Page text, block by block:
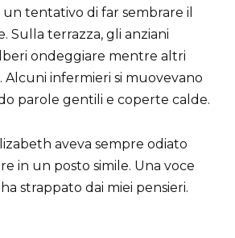
tentativo di far sembrare il
Sulla terrazza, gli anziani
ondeggiare mentre altri
Alcuni infermieri si muovevano
parole gentili e coperte calde.
aveva sempre odiato
in un posto simile. Una voce
strappato dai miei pensieri.